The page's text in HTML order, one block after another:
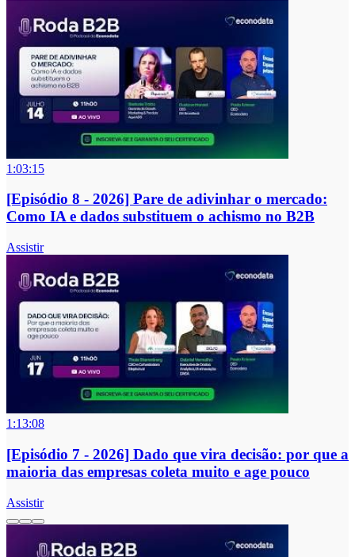
1:03:15
[Episódio 8 - 2026] Pare de adivinhar o mercado:
Como IA e dados substituem o achismo no B2B
Assistir
1:13:08
[Episódio 7 - 2026] Dado que vira decisão: por que a
maioria das empresas coleta muito e age pouco
Assistir